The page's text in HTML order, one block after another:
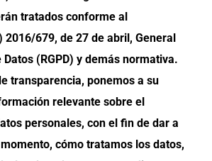
tratados conforme al
2016/679, de 27 de abril, General
(RGPD) y demás normativa.
transparencia, ponemos a su
relevante sobre el
personales, con el fin de dar a
cómo tratamos los datos,